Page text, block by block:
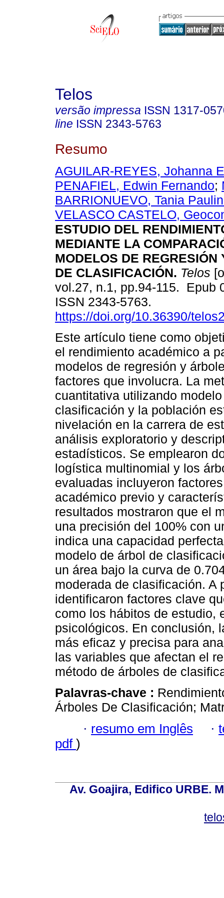
Telos
versão impressa ISSN 1317-
line ISSN 2343-5763
Resumo
AGUILAR-REYES, Johanna
PENAFIEL, Edwin Fernando;
BARRIONUEVO, Tania
VELASCO CASTELO,
ESTUDIO DEL
MEDIANTE LA
MODELOS DE REGRESIÓN
DE CLASIFICACIÓN. Telos
vol.27, n.1, pp.94-115. Epub
ISSN 2343-5763.
https://doi.org/10.36390/
Este artículo tiene como
el rendimiento académico a
modelos de regresión y
factores que involucra. La
cuantitativa utilizando
clasificación y la población
nivelación en la carrera de
análisis exploratorio y
estadísticos. Se emplearon
logística multinomial y los
evaluadas incluyeron
académico previo y
resultados mostraron que el
una precisión del 100% con
indica una capacidad
modelo de árbol de
un área bajo la curva de
moderada de clasificación. A
identificaron factores clave
como los hábitos de estudio,
psicológicos. En conclusión,
más eficaz y precisa para
las variables que afectan el
método de árboles de
Palavras-chave :
Árboles De Clasificación;
· resumo em Inglês ·
pdf )
Av. Goajira, Edifico URBE.